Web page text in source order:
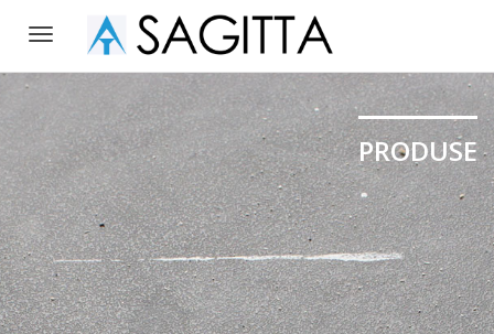
navigation PRODUSE